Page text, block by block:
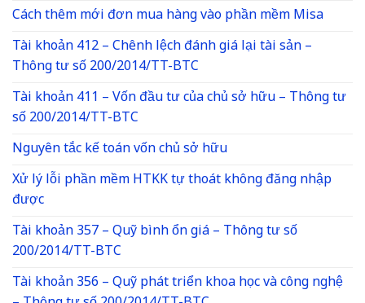
Cách thêm mới đơn mua hàng vào phần mềm Misa
Tài khoản 412 – Chênh lệch đánh giá lại tài sản –
Thông tư số 200/2014/TT-BTC
Tài khoản 411 – Vốn đầu tư của chủ sở hữu – Thông tư
số 200/2014/TT-BTC
Nguyên tắc kế toán vốn chủ sở hữu
Xử lý lỗi phần mềm HTKK tự thoát không đăng nhập
được
Tài khoản 357 – Quỹ bình ổn giá – Thông tư số
200/2014/TT-BTC
Tài khoản 356 – Quỹ phát triển khoa học và công nghệ